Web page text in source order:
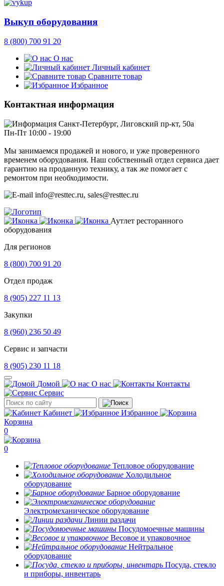
Выкуп оборудования
8 (800) 700 91 20
О нас
Личный кабинет
Сравните товар
Избранное
Контактная информация
Санкт-Петербург, Лиговский пр-кт, 50а
Пн-Пт 10:00 - 19:00
Мы занимаемся продажей и нового, и уже проверенного
временем оборудования. Наш собственный отдел сервиса дает
гарантию на проданную технику, а так же помогает с
ремонтом при необходимости.
info@resttec.ru, sales@resttec.ru
Аутлет ресторанного
оборудования
Для регионов
8 (800) 700 91 20
Отдел продаж
8 (905) 227 11 13
Закупки
8 (960) 236 50 49
Сервис и запчасти
8 (905) 230 11 18
Домой О нас
Контакты
Сервис
Кабинет
Избранное
Корзина
0
0
Тепловое оборудование
Холодильное
оборудование
Барное оборудование
Электромеханическое оборудование
Линии раздачи
Посудомоечные машины
Весовое и упаковочное
Нейтральное
оборудование
Посуда, стекло
и приборы, инвентарь